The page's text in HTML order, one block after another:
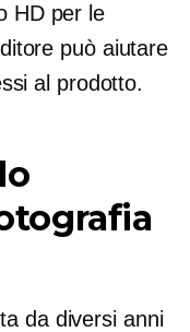
HD per le
può aiutare
al prodotto.
da diversi anni